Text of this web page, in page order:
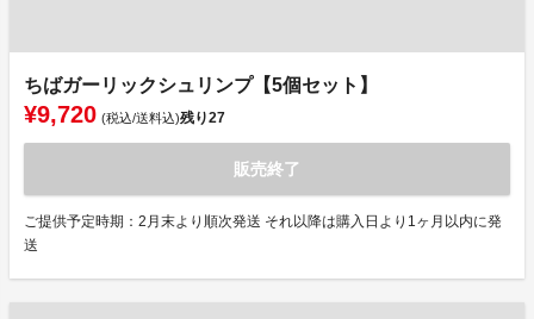
ちばガーリックシュリンプ【5個セット】
¥9,720 (税込/送料込)残り27
販売終了
ご提供予定時期：2月末より順次発送 それ以降は購入日より1ヶ月以内に発
送